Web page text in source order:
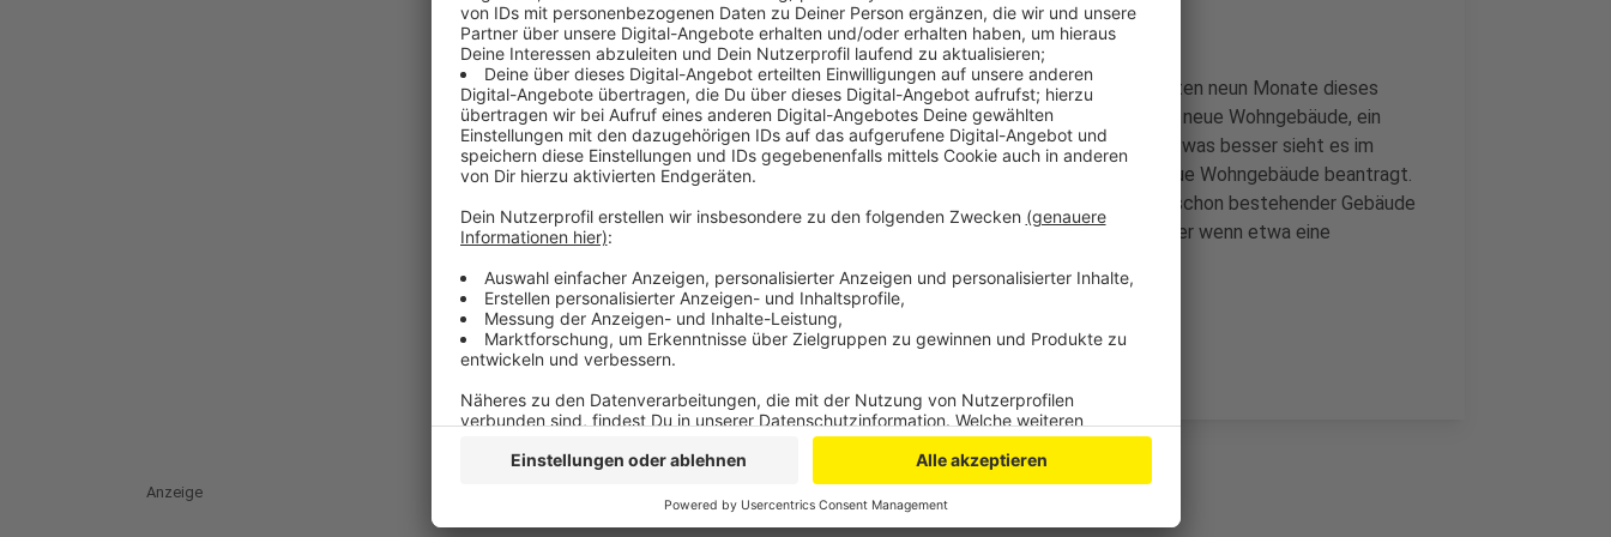
Das haben die Landesstatistiker von IT.NRW mit Blick auf die ersten neun Monate dieses
Jahres ausgerechnet. Demnach gab es in Bonn nur 54 Anträge für neue Wohngebäude, ein
Minus von fast 47 Prozent im Vergleich zum vergangenen Jahr. Etwas besser sieht es im
Rhein-Sieg-Kreis aus. Dort wurden 337 Baugenehmigungen für neue Wohngebäude beantragt.
Auch das ist ein Minus von knapp zehn Prozent. Nur beim Umbau schon bestehender Gebäude
gab es ein Wohnungsplus, zum Beispiel durch Um- und Ausbau, oder wenn etwa eine
Anzeige
Anzeige